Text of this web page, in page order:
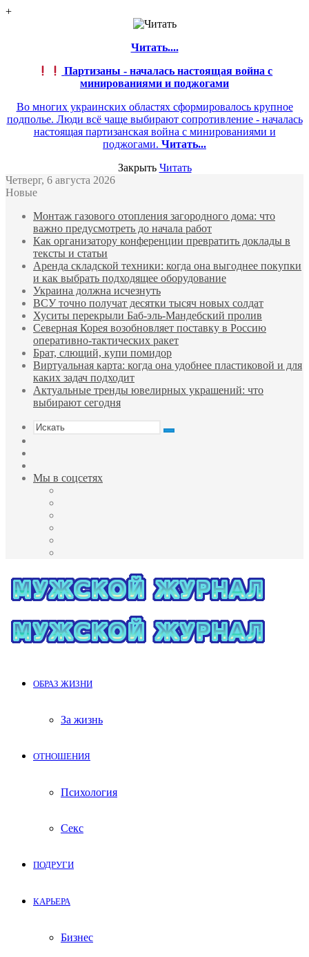
+
Читать....
Партизаны - началась настоящая война с
минированиями и поджогами
Во многих украинских областях сформировалось крупное
подполье. Люди всё чаще выбирают сопротивление - началась
настоящая партизанская война с минированиями и
поджогами. Читать...
Закрыть Читать
Четверг, 6 августа 2026
Новые
Монтаж газового отопления загородного дома: что
важно предусмотреть до начала работ
Как организатору конференции превратить доклады в
тексты и статьи
Аренда складской техники: когда она выгоднее покупки
и как выбрать подходящее оборудование
Украина должна исчезнуть
ВСУ точно получат десятки тысяч новых солдат
Хуситы перекрыли Баб-эль-Мандебский пролив
Северная Корея возобновляет поставку в Россию
оперативно-тактических ракет
Брат, слющий, купи помидор
Виртуальная карта: когда она удобнее пластиковой и для
каких задач подходит
Актуальные тренды ювелирных украшений: что
выбирают сегодня
Искать
Мы в соцсетях
Меню
ОБРАЗ ЖИЗНИ
За жизнь
ОТНОШЕНИЯ
Психология
Секс
ПОДРУГИ
КАРЬЕРА
Бизнес